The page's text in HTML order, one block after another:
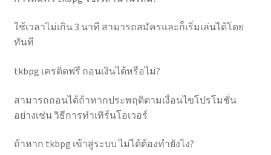
ใช้เวลาไม่เกิน 3 นาที สามารถสมัครและก็เริ่มเล่นได้โดย
ทันที
tkbpg เครดิตฟรี ถอนเงินได้หรือไม่?
สามารถถอนได้ถ้าหากประพฤติตามเงื่อนไขโปรโมชั่น
อย่างเช่น วิธีการทำเทิร์นโอเวอร์
ถ้าหาก tkbpg เข้าสู่ระบบ ไม่ได้ต้องทำยังไง?